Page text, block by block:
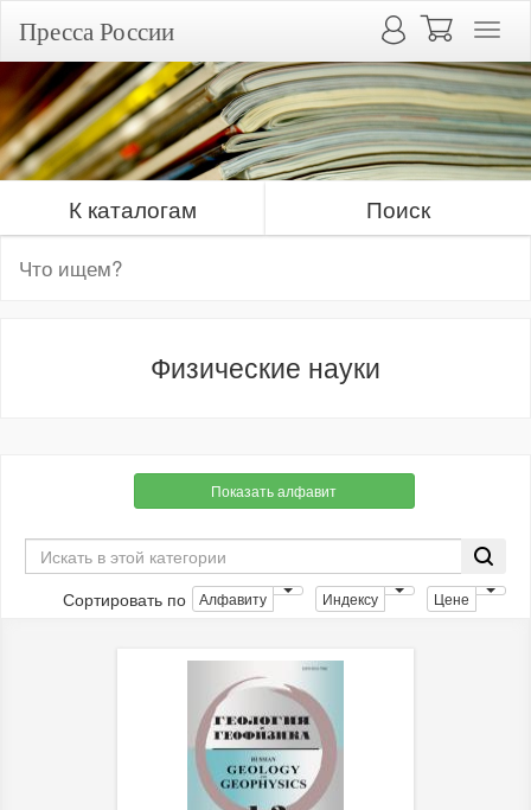
Пресса России
К каталогам Поиск
Физические науки
Показать алфавит
Сортировать по Алфавиту Индексу Цене